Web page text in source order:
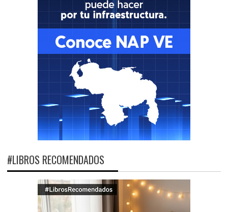
#LIBROS RECOMENDADOS